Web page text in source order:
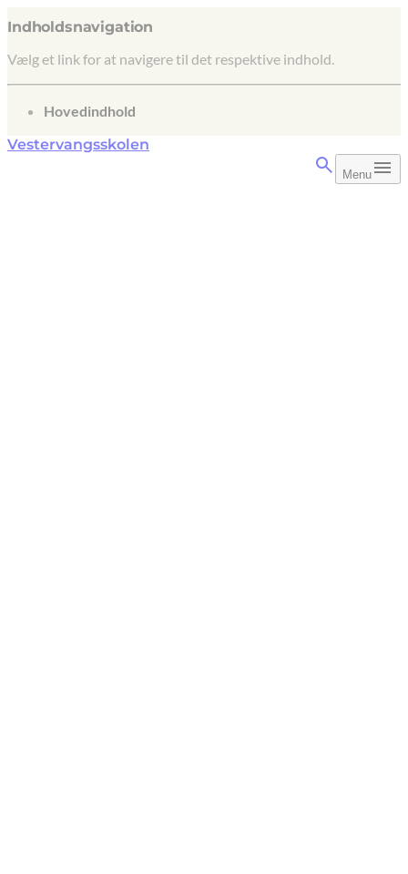
Indholdsnavigation
Vælg et link for at navigere til det respektive indhold.
gå til
Hovedindhold
Vestervangsskolen
Menu